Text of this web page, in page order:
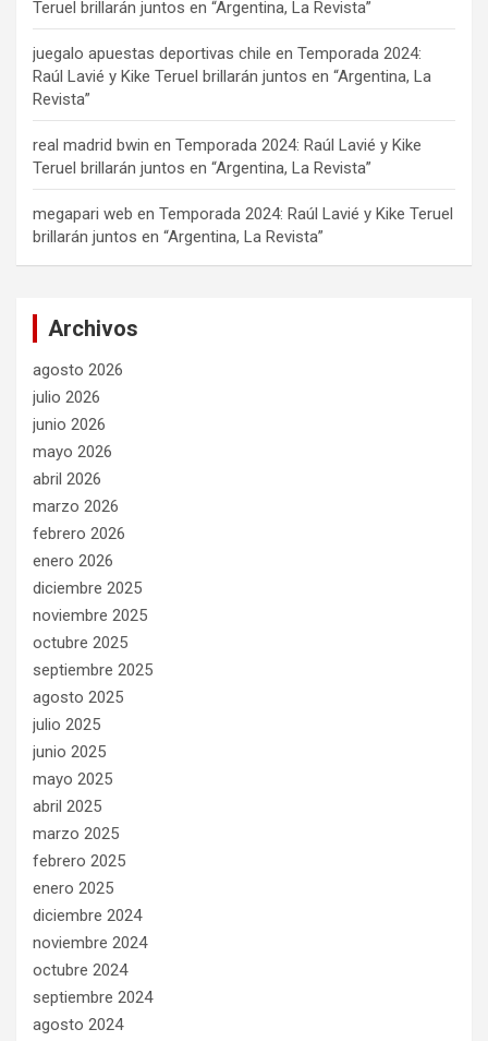
Teruel brillarán juntos en “Argentina, La Revista”
juegalo apuestas deportivas chile en Temporada 2024:
Raúl Lavié y Kike Teruel brillarán juntos en “Argentina, La
Revista”
real madrid bwin en Temporada 2024: Raúl Lavié y Kike
Teruel brillarán juntos en “Argentina, La Revista”
megapari web en Temporada 2024: Raúl Lavié y Kike Teruel
brillarán juntos en “Argentina, La Revista”
Archivos
agosto 2026
julio 2026
junio 2026
mayo 2026
abril 2026
marzo 2026
febrero 2026
enero 2026
diciembre 2025
noviembre 2025
octubre 2025
septiembre 2025
agosto 2025
julio 2025
junio 2025
mayo 2025
abril 2025
marzo 2025
febrero 2025
enero 2025
diciembre 2024
noviembre 2024
octubre 2024
septiembre 2024
agosto 2024